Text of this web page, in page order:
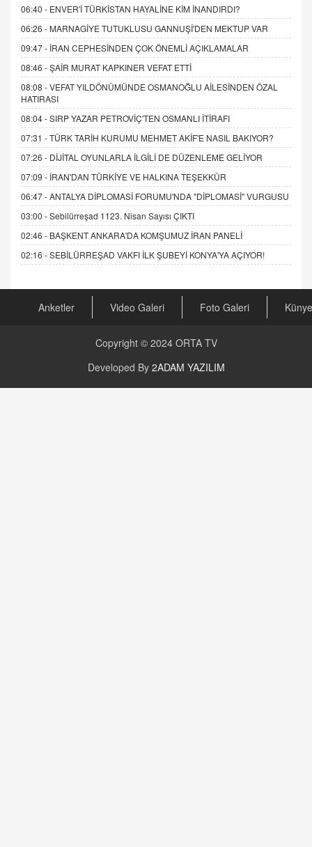
06:40 - ENVER'İ TÜRKİSTAN HAYALİNE KİM İNANDIRDI?
06:26 - MARNAGİYE TUTUKLUSU GANNUŞİ'DEN MEKTUP VAR
09:47 - İRAN CEPHESİNDEN ÇOK ÖNEMLİ AÇIKLAMALAR
08:46 -ŞAİR MURAT KAPKINER VEFAT ETTİ
08:08 -VEFAT YILDÖNÜMÜNDE OSMANOĞLU AİLESİNDEN ÖZAL
HATIRASI
08:04 -SIRP YAZAR PETROVİÇ'TEN OSMANLI İTİRAFI
07:31 -TÜRK TARİH KURUMU MEHMET AKİF'E NASIL BAKIYOR?
07:26 - DİJİTAL OYUNLARLA İLGİLİ DE DÜZENLEME GELİYOR
07:09 - İRAN'DAN TÜRKİYE VE HALKINA TEŞEKKÜR
06:47 -ANTALYA DİPLOMASİ FORUMU'NDA "DİPLOMASİ" VURGUSU
03:00 -Sebilürreşad 1123. Nisan Sayısı ÇIKTI
02:46 - BAŞKENT ANKARA'DA KOMŞUMUZ İRAN PANELİ
02:16 -SEBİLÜRREŞAD VAKFI İLK ŞUBEYİ KONYA'YA AÇIYOR!
Anketler Video Galeri Foto Galeri Künye
Copyright © 2024 ORTA TV
Developed By 2ADAM YAZILIM